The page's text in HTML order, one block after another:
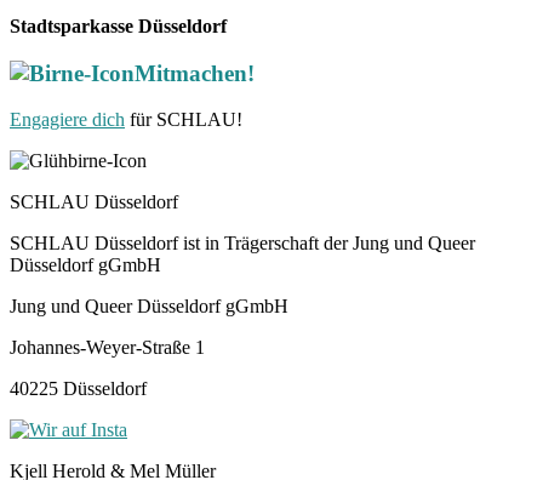
Stadtsparkasse Düsseldorf
Mitmachen!
Engagiere dich für SCHLAU!
SCHLAU Düsseldorf
SCHLAU Düsseldorf ist in Trägerschaft der Jung und Queer
Düsseldorf gGmbH
Jung und Queer Düsseldorf gGmbH
Johannes-Weyer-Straße 1
40225 Düsseldorf
Kjell Herold & Mel Müller